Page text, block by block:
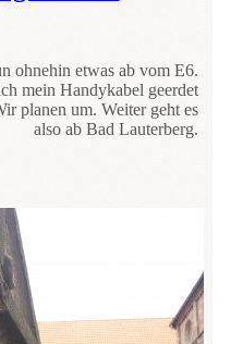
ohnehin etwas ab vom E6.
mein Handykabel geerdet
planen um. Weiter geht es
also ab Bad Lauterberg.